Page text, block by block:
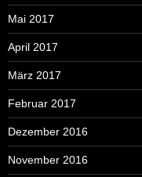
Mai 2017
April 2017
März 2017
Februar 2017
Dezember 2016
November 2016